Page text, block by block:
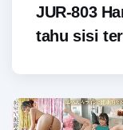
JUR-803
tahu sisi